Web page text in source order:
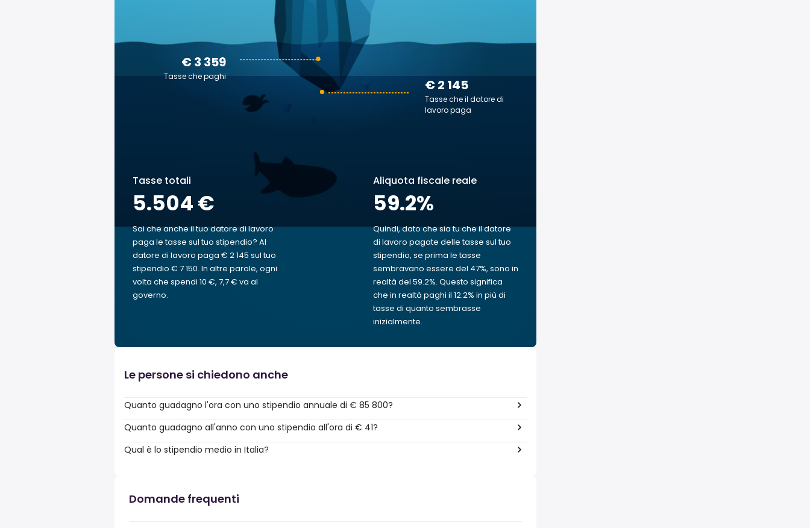
€ 2 145
Tasse che il datore di
lavoro paga
€ 3 359
Tasse che paghi
Tasse totali
5.504 €
Sai che anche il tuo datore di lavoro
paga le tasse sul tuo stipendio? Al
datore di lavoro paga € 2 145 sul tuo
stipendio € 7 150. In altre parole, ogni
volta che spendi 10 €, 7,7 € va al
governo.
Aliquota fiscale reale
59.2%
Quindi, dato che sia tu che il datore
di lavoro pagate delle tasse sul tuo
stipendio, se prima le tasse
sembravano essere del 47%, sono in
realtà del 59.2%. Questo significa
che in realtà paghi il 12.2% in più di
tasse di quanto sembrasse
inizialmente.
Le persone si chiedono anche
Quanto guadagno l'ora con uno stipendio annuale di € 85 800?
Quanto guadagno all'anno con uno stipendio all'ora di € 41?
Qual è lo stipendio medio in Italia?
Domande frequenti